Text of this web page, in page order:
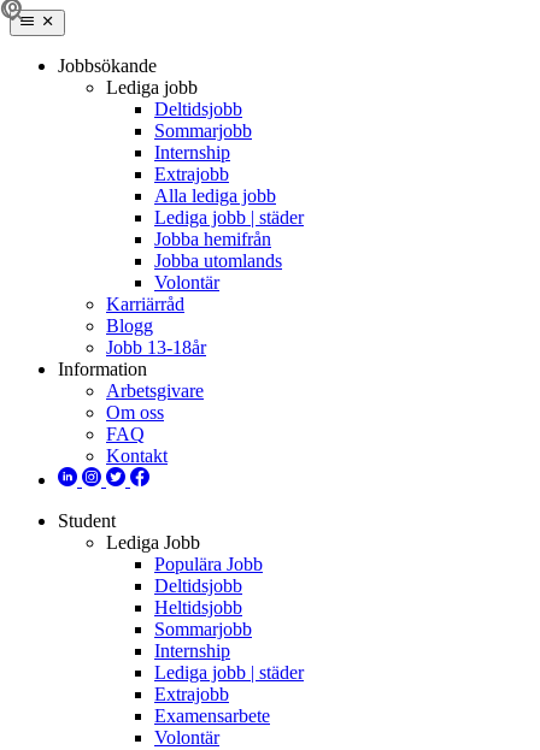
Jobbsökande
Lediga jobb
Deltidsjobb
Sommarjobb
Internship
Extrajobb
Alla lediga jobb
Lediga jobb | städer
Jobba hemifrån
Jobba utomlands
Volontär
Karriärråd
Blogg
Jobb 13-18år
Information
Arbetsgivare
Om oss
FAQ
Kontakt
Student
Lediga Jobb
Populära Jobb
Deltidsjobb
Heltidsjobb
Sommarjobb
Internship
Lediga jobb | städer
Extrajobb
Examensarbete
Volontär